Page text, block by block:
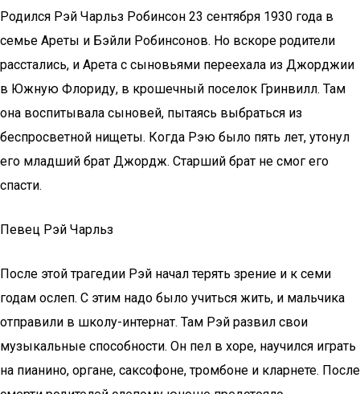
Родился Рэй Чарльз Робинсон 23 сентября 1930 года в
семье Ареты и Бэйли Робинсонов. Но вскоре родители
расстались, и Арета с сыновьями переехала из Джорджии
в Южную Флориду, в крошечный поселок Гринвилл. Там
она воспитывала сыновей, пытаясь выбраться из
беспросветной нищеты. Когда Рэю было пять лет, утонул
его младший брат Джордж. Старший брат не смог его
спасти.
Певец Рэй Чарльз
После этой трагедии Рэй начал терять зрение и к семи
годам ослеп. С этим надо было учиться жить, и мальчика
отправили в школу-интернат. Там Рэй развил свои
музыкальные способности. Он пел в хоре, научился играть
на пианино, органе, саксофоне, тромбоне и кларнете. После